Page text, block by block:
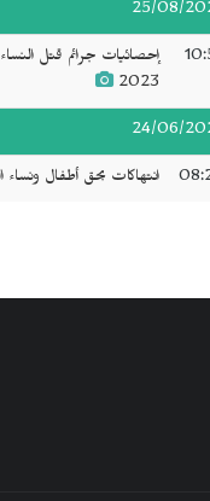
25/08/
إحصائيات جرائم قتل
2023
24/06/
انتهاكات بحق أطفال ونساء